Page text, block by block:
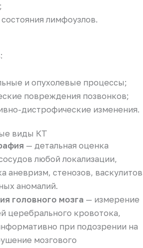
лимфоузлов.
и опухолевые процессы;
повреждения позвонков;
дистрофические изменения.
виды КТ
— детальная оценка
любой локализации,
аневризм, стенозов, васкулитов
аномалий.
головного мозга — измерение
церебрального кровотока,
при подозрении на
мозгового